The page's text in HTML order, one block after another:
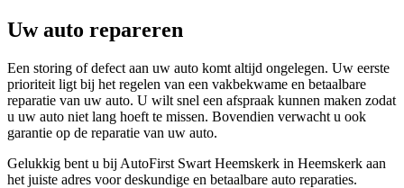
Uw auto repareren
Een storing of defect aan uw auto komt altijd ongelegen. Uw eerste
prioriteit ligt bij het regelen van een vakbekwame en betaalbare
reparatie van uw auto. U wilt snel een afspraak kunnen maken zodat
u uw auto niet lang hoeft te missen. Bovendien verwacht u ook
garantie op de reparatie van uw auto.
Gelukkig bent u bij AutoFirst Swart Heemskerk in Heemskerk aan
het juiste adres voor deskundige en betaalbare auto reparaties.